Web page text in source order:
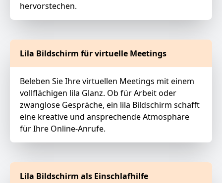
hervorstechen.
Lila Bildschirm für virtuelle Meetings
Beleben Sie Ihre virtuellen Meetings mit einem
vollflächigen lila Glanz. Ob für Arbeit oder
zwanglose Gespräche, ein lila Bildschirm schafft
eine kreative und ansprechende Atmosphäre
für Ihre Online-Anrufe.
Lila Bildschirm als Einschlafhilfe